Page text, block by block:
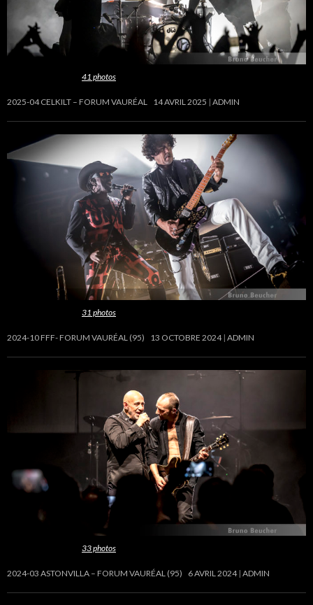
41 photos
2025-04 CELKILT – FORUM VAURÉAL 14 AVRIL 2025 ADMIN
31 photos
2024-10 FFF- FORUM VAURÉAL (95) 13 OCTOBRE 2024 ADMIN
33 photos
2024-03 ASTONVILLA – FORUM VAURÉAL (95) 6 AVRIL 2024 ADMIN